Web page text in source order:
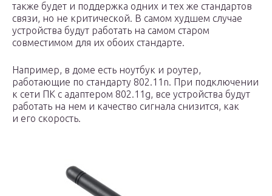
также будет и поддержка одних и тех же стандартов
связи, но не критической. В самом худшем случае
устройства будут работать на самом старом
совместимом для их обоих стандарте.
Например, в доме есть ноутбук и роутер,
работающие по стандарту 802.11n. При подключении
к сети ПК с адаптером 802.11g, все устройства будут
работать на нем и качество сигнала снизится, как
и его скорость.